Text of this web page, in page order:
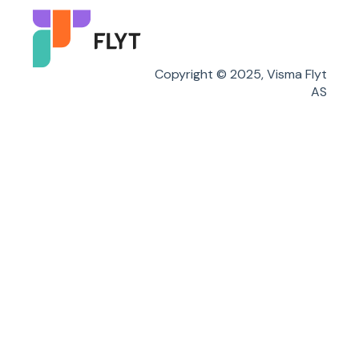
Flyt Foresatt
Copyright © 2025, Visma Flyt
AS